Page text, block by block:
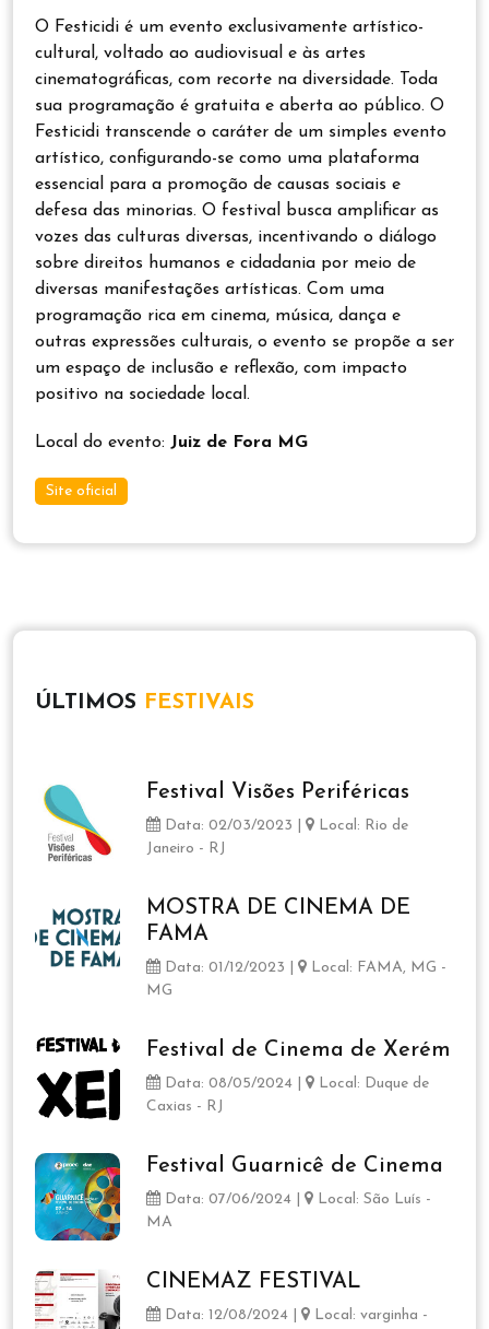
O Festicidi é um evento exclusivamente artístico-
cultural, voltado ao audiovisual e às artes
cinematográficas, com recorte na diversidade. Toda
sua programação é gratuita e aberta ao público. O
Festicidi transcende o caráter de um simples evento
artístico, configurando-se como uma plataforma
essencial para a promoção de causas sociais e
defesa das minorias. O festival busca amplificar as
vozes das culturas diversas, incentivando o diálogo
sobre direitos humanos e cidadania por meio de
diversas manifestações artísticas. Com uma
programação rica em cinema, música, dança e
outras expressões culturais, o evento se propõe a ser
um espaço de inclusão e reflexão, com impacto
positivo na sociedade local.
Local do evento: Juiz de Fora MG
Site oficial
ÚLTIMOS FESTIVAIS
Festival Visões Periféricas
Data: 02/03/2023 |
Local: Rio de
Janeiro - RJ
MOSTRA DE CINEMA DE
FAMA
Data: 01/12/2023 |
Local: FAMA, MG -
MG
Festival de Cinema de Xerém
Data: 08/05/2024 |
Local: Duque de
Caxias - RJ
Festival Guarnicê de Cinema
Data: 07/06/2024 |
Local: São Luís -
MA
CINEMAZ FESTIVAL
Data: 12/08/2024 |
Local: varginha -